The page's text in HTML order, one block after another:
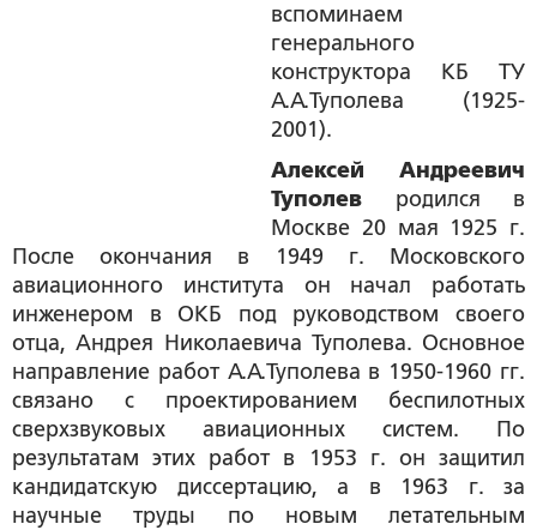
вспоминаем
генерального
конструктора КБ ТУ
А.А.Туполева (1925-
2001).
Алексей Андреевич
Туполев родился в
Москве 20 мая 1925 г.
После окончания в 1949 г. Московского
авиационного института он начал работать
инженером в ОКБ под руководством своего
отца, Андрея Николаевича Туполева. Основное
направление работ А.А.Туполева в 1950-1960 гг.
связано с проектированием беспилотных
сверхзвуковых авиационных систем. По
результатам этих работ в 1953 г. он защитил
кандидатскую диссертацию, а в 1963 г. за
научные труды по новым летательным